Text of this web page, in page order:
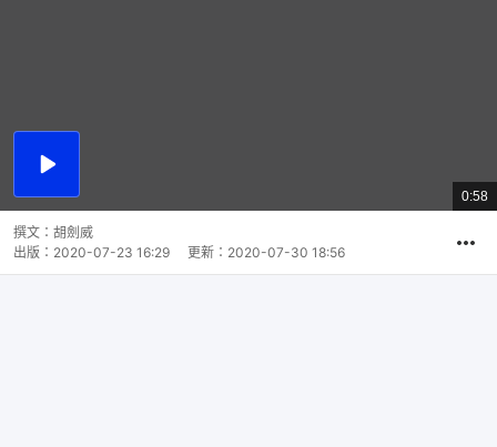
播
總
共
0:58
撰文： 胡劍威
出版： 2020-07-23 16:29 更新： 2020-07-30 18:56